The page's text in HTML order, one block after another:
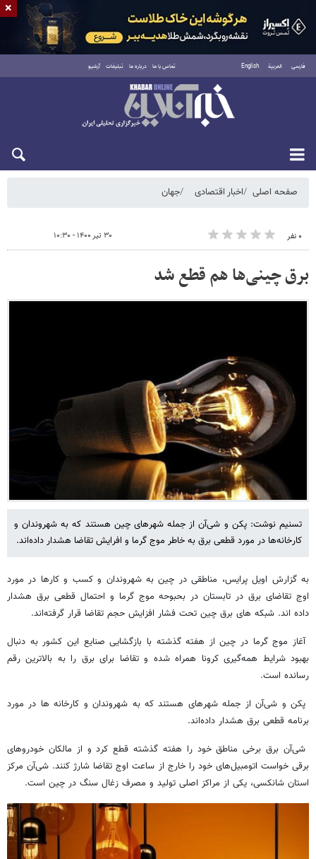
فارسی العربية English تماس با ما درباره ما تبلیغات آرشیو
پنجشنبه ۱۵ مرداد ۱۴۰۵
صفحه اصلی اخبار اقتصادی جهان
۰ نفر ۳۰ تیر ۱۴۰۰ - ۱۰:۳۰
برق چینی‌ها هم قطع شد
تسنیم نوشت: پکن و شی‌آن از جمله شهرهای چین هستند که به شهروندان و
کارخانه‌ها در مورد قطعی برق به خاطر موج گرما و افرایش تقاضا هشدار داده‌اند.
به گزارش اویل پرایس، مناطقی در چین به شهروندان و کسب و کارها در مورد
اوج تقاضای برق در تابستان در بحبوحه موج گرما و احتمال قطعی برق هشدار
داده اند. شبکه های برق چین تحت فشار افزایش حجم تقاضا قرار گرفته‌اند.
آغاز موج گرما در چین از هفته گذشته با بازگشایی صنایع این کشور به دنبال
بهبود شرایط همه‌گیری کرونا همراه شده و تقاضا برای برق را به بالاترین رقم
رسانده است.
پکن و شی‌آن از جمله شهرهای هستند که به شهروندان و کارخانه ها در مورد
برنامه قطعی برق هشدار داده‌اند.
شی‌آن برق برخی مناطق خود را هفته گذشته قطع کرد و از مالکان خودروهای
برقی خواست اتومبیل‌های خود را خارج از ساعت اوج تقاضا شارژ کنند. شی‌آن مرکز
استان شانکسی، یکی از مراکز اصلی تولید و مصرف زغال سنگ در چین است.
×